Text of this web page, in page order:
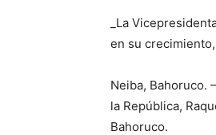
_La
en su
Neiba, Bahoruco.
la República,
Bahoruco.